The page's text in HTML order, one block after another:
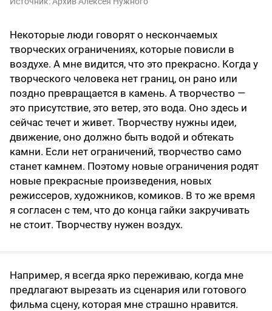
Некоторые люди говорят о нескончаемых
творческих ограничениях, которые повисли в
воздухе. А мне видится, что это прекрасно. Когда у
творческого человека нет границ, он рано или
поздно превращается в камень. А творчество —
это присутствие, это ветер, это вода. Оно здесь и
сейчас течет и живет. Творчеству нужны идеи,
движение, оно должно быть водой и обтекать
камни. Если нет ограничений, творчество само
станет камнем. Поэтому новые ограничения родят
новые прекрасные произведения, новых
режиссеров, художников, комиков. В то же время
я согласен с тем, что до конца гайки закручивать
не стоит. Творчеству нужен воздух.
Например, я всегда ярко переживаю, когда мне
предлагают вырезать из сценария или готового
фильма сцену, которая мне страшно нравится.